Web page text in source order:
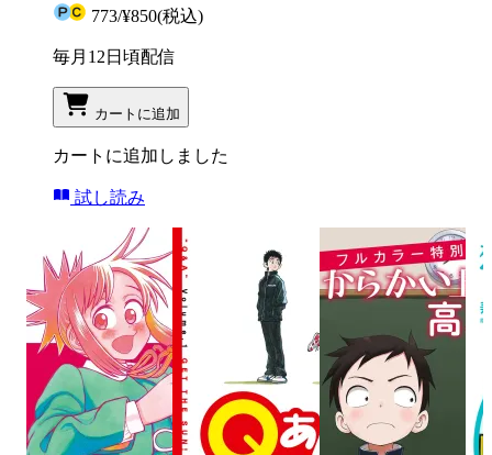
773/¥850(税込)
毎月12日頃配信
カートに追加
カートに追加しました
試し読み